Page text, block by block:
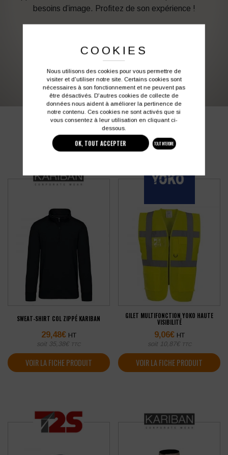
besoins d’image. Profitez de son expérience !
03 27 28 87 86 contact@colbleu.fr
PRODUITS SIMILAIRES
SWEAT-SHIRT COL ZIPPÉ KARIBAN
29,48€ HT
soit 35,38€ TTC
VOIR LA FICHE PRODUIT
GILET MULTIFONCTION YOKO HAUTE
VISIBILITÉ
9,06€ HT
soit 10,87€ TTC
VOIR LA FICHE PRODUIT
COOKIES
Nous utilisons des cookies pour vous permettre de
visiter et d'utiliser notre site. Certains cookies sont
nécessaires à son fonctionnement et ne peuvent pas
être désactivés. D'autres cookies de collecte de
données nous aident à améliorer la pertinence de
notre contenu. Ces cookies ne sont activés que si
vous consentez à leur utilisation en cliquant ci-
dessous.
OK, TOUT ACCEPTER TOUT INTERDIRE